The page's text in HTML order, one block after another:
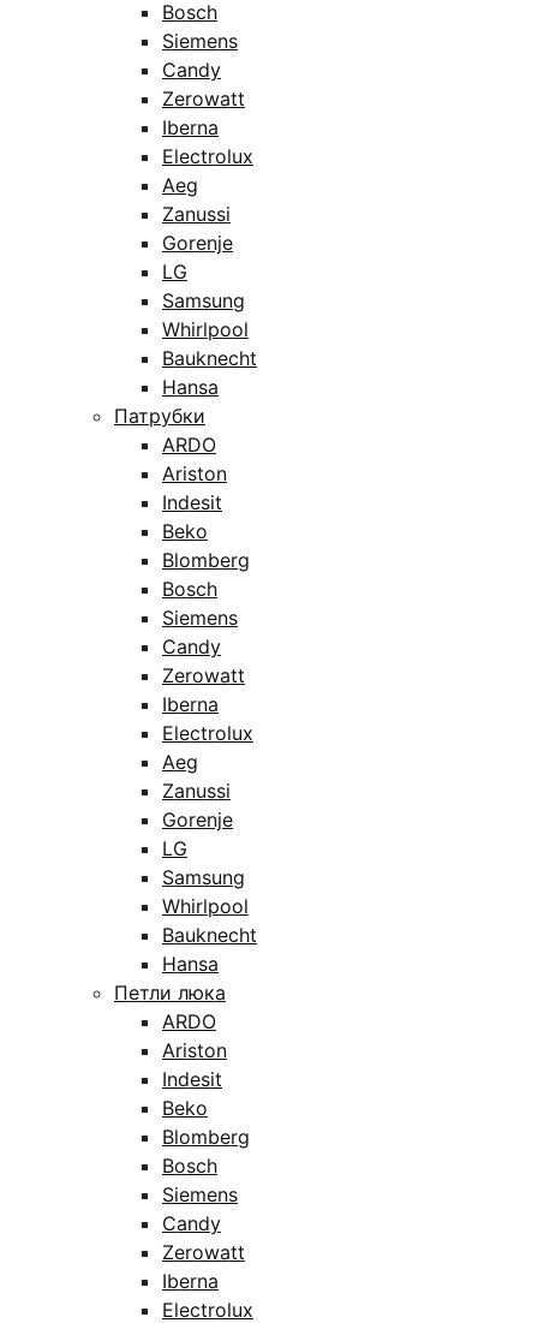
Bosch
Siemens
Candy
Zerowatt
Iberna
Electrolux
Aeg
Zanussi
Gorenje
LG
Samsung
Whirlpool
Bauknecht
Hansa
Патрубки
ARDO
Ariston
Indesit
Beko
Blomberg
Bosch
Siemens
Candy
Zerowatt
Iberna
Electrolux
Aeg
Zanussi
Gorenje
LG
Samsung
Whirlpool
Bauknecht
Hansa
Петли люка
ARDO
Ariston
Indesit
Beko
Blomberg
Bosch
Siemens
Candy
Zerowatt
Iberna
Electrolux